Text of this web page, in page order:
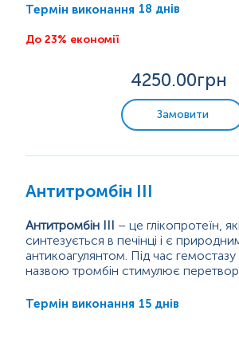
Фермент синтезується в печінці в
безсимптомного дефіциту протеїну
тромбоемболія зустрічається у 1 з
Термін виконання 18 днів
До 23% економії
4250.00грн
Замовити
Антитромбін ІІІ
Антитромбін III – це глікопротеїн,
синтезується в печінці і є
антикоагулянтом. Під час
назвою тромбін стимулює
який утворює фіксований згусток у
Термін виконання 15 днів